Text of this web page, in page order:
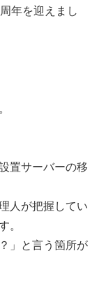
年を迎えまし
置サーバーの移
人が把握してい
。
」と言う箇所が